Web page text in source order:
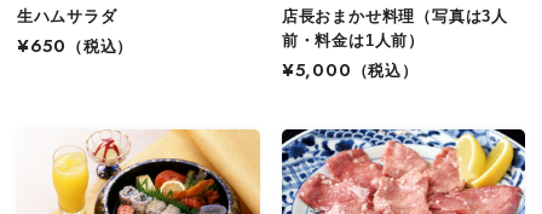
生ハムサラダ
¥650
（税込）
店長おまかせ料理（写真は3人
前・料金は1人前）
¥5,000
（税込）